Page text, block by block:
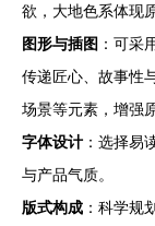
欲，大地色系体现
图形与插图 ：可采
传递匠心、故事性
场景等元素，增强
字体设计 ：选择易
与产品气质。
版式构成 ：科学规